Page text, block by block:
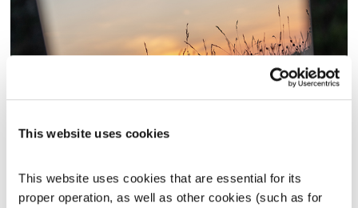
This website uses cookies
This website uses cookies that are essential for its
proper operation, as well as other cookies (such as for
התעוררות – 2.3.25
התעוררות
גליה גלעדי